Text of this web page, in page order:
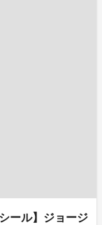
ール】ジョージ